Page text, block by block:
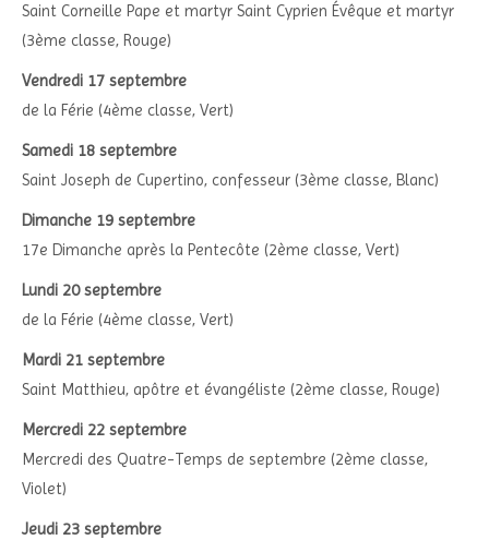
Saint Corneille Pape et martyr Saint Cyprien Évêque et martyr
(3ème classe, Rouge)
Vendredi 17 septembre
de la Férie (4ème classe, Vert)
Samedi 18 septembre
Saint Joseph de Cupertino, confesseur (3ème classe, Blanc)
Dimanche 19 septembre
17e Dimanche après la Pentecôte (2ème classe, Vert)
Lundi 20 septembre
de la Férie (4ème classe, Vert)
Mardi 21 septembre
Saint Matthieu, apôtre et évangéliste (2ème classe, Rouge)
Mercredi 22 septembre
Mercredi des Quatre-Temps de septembre (2ème classe,
Violet)
Jeudi 23 septembre